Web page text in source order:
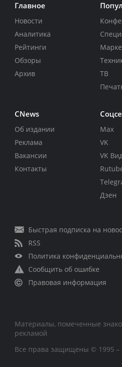
Главное
Новости
Аналитика
Рейтинги
Обзоры
Архив
ТВ
CNews
Об издании
Реклама
Вакансии
Контакты
Max
VK
VK
Дзен
Быстрая подписка на
RSS
Политика
Сообщить об ошибке
Правовая информация
Материалы, помеченные
рекламой
Все права защищены © 1995 –